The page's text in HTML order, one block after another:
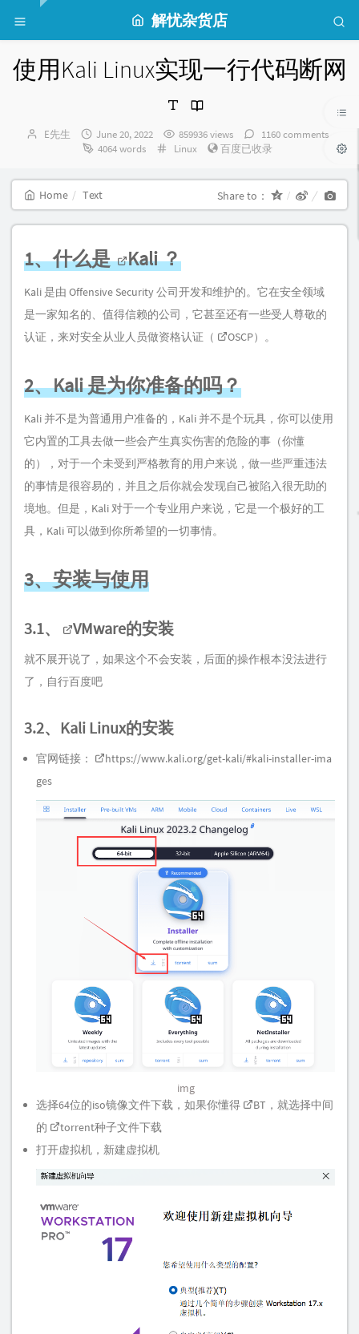
解忧杂货店
使用Kali Linux实现一行代码断网
Author：
E先生
发
布
间：
June 20, 2022 859936 views
1160 comments
4064 words
Categories：
Linux 百度已收录
Home Text Share to：
1、什么是 Kali？
Kali 是由 Offensive Security 公司开发和维护的。它在安全领域
是一家知名的、值得信赖的公司，它甚至还有一些受人尊敬的
认证，来对安全从业人员做资格认证（
OSCP）。
2、Kali 是为你准备的吗？
Kali 并不是为普通用户准备的，Kali 并不是个玩具，你可以使用
它内置的工具去做一些会产生真实伤害的危险的事（你懂
的），对于一个未受到严格教育的用户来说，做一些严重违法
的事情是很容易的，并且之后你就会发现自己被陷入很无助的
境地。但是，Kali 对于一个专业用户来说，它是一个极好的工
具，Kali 可以做到你所希望的一切事情。
3、安装与使用
3.1、 VMware的安装
就不展开说了，如果这个不会安装，后面的操作根本没法进行
了，自行百度吧
3.2、Kali Linux的安装
官网链接：
https://www.kali.org/get-kali/#kali-installer-ima
ges
img
选择64位的iso镜像文件下载，如果你懂得
BT ，就选择中间
的
torrent种子文件下载
打开虚拟机，新建虚拟机